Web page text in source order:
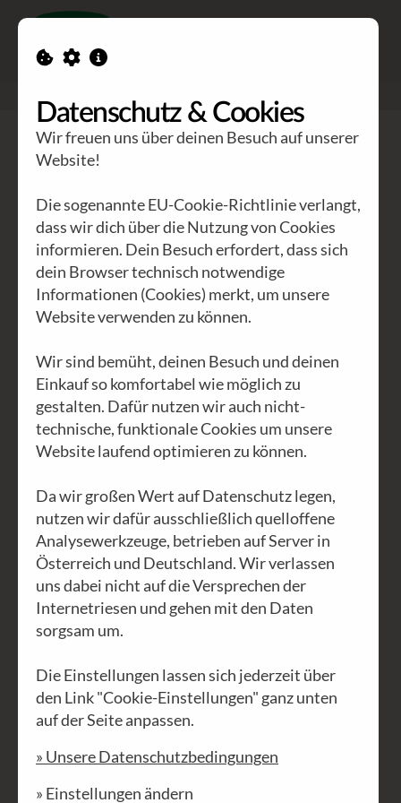
Apfelbäumchen Darlehen
Bürgerrecht statt
Bankenrecht
Seit mir ein Bankdirektor 1999
des Kreditrahmens keine Rechenschaft
schuldig sei, gab es für mich kein
wichtigeres Firmenziel als
bankenunabhängig zu werden. Für mich
hieß das damals „schuldenfrei” zu
werden.
weiterlesen
Datenschutz & Cookies
Wir freuen uns über deinen Besuch auf unserer
Website!
Die sogenannte EU-Cookie-Richtlinie verlangt,
dass wir dich über die Nutzung von Cookies
informieren. Dein Besuch erfordert, dass sich
dein Browser technisch notwendige
Informationen (Cookies) merkt, um unsere
Website verwenden zu können.
Wir sind bemüht, deinen Besuch und deinen
Einkauf so komfortabel wie möglich zu
gestalten. Dafür nutzen wir auch nicht-
technische, funktionale Cookies um unsere
Website laufend optimieren zu können.
Da wir großen Wert auf Datenschutz legen,
nutzen wir dafür ausschließlich quelloffene
Analysewerkzeuge, betrieben auf Server in
Österreich und Deutschland. Wir verlassen
uns dabei nicht auf die Versprechen der
Internetriesen und gehen mit den Daten
sorgsam um.
Die Einstellungen lassen sich jederzeit über
den Link "Cookie-Einstellungen" ganz unten
auf der Seite anpassen.
» Unsere Datenschutzbedingungen
» Einstellungen ändern